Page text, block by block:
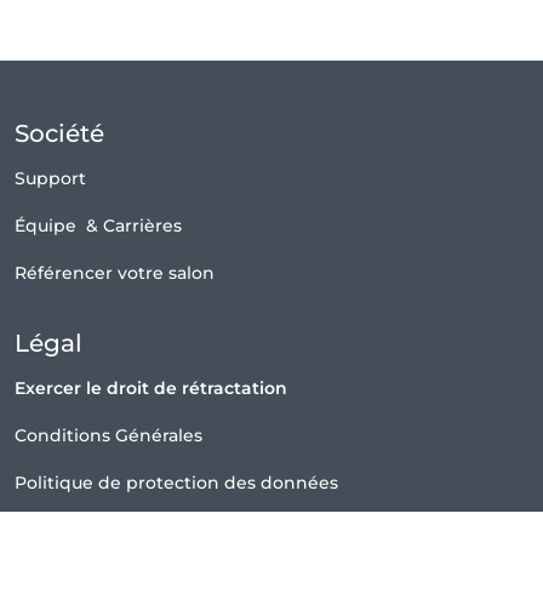
Société
Support
Équipe & Carrières
Référencer votre salon
Légal
Exercer le droit de rétractation
Conditions Générales
Politique de protection des données